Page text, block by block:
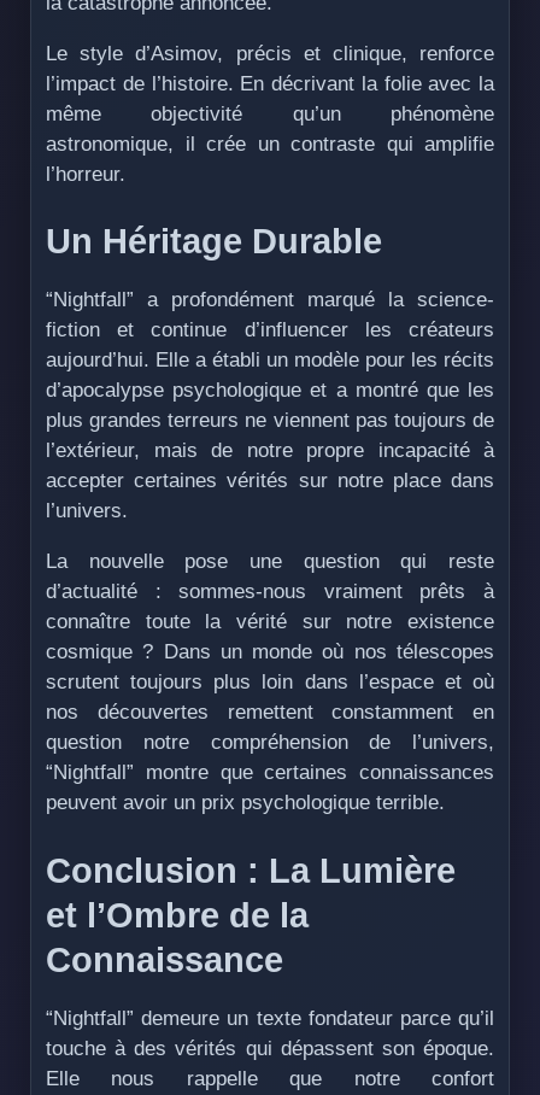
Le style d’Asimov, précis et clinique, renforce
l’impact de l’histoire. En décrivant la folie avec la
même objectivité qu’un phénomène
astronomique, il crée un contraste qui amplifie
l’horreur.
Un Héritage Durable
“Nightfall” a profondément marqué la science-
fiction et continue d’influencer les créateurs
aujourd’hui. Elle a établi un modèle pour les récits
d’apocalypse psychologique et a montré que les
plus grandes terreurs ne viennent pas toujours de
l’extérieur, mais de notre propre incapacité à
accepter certaines vérités sur notre place dans
l’univers.
La nouvelle pose une question qui reste
d’actualité : sommes-nous vraiment prêts à
connaître toute la vérité sur notre existence
cosmique ? Dans un monde où nos télescopes
scrutent toujours plus loin dans l’espace et où
nos découvertes remettent constamment en
question notre compréhension de l’univers,
“Nightfall” montre que certaines connaissances
peuvent avoir un prix psychologique terrible.
Conclusion : La Lumière
et l’Ombre de la
Connaissance
“Nightfall” demeure un texte fondateur parce qu’il
touche à des vérités qui dépassent son époque.
Elle nous rappelle que notre confort